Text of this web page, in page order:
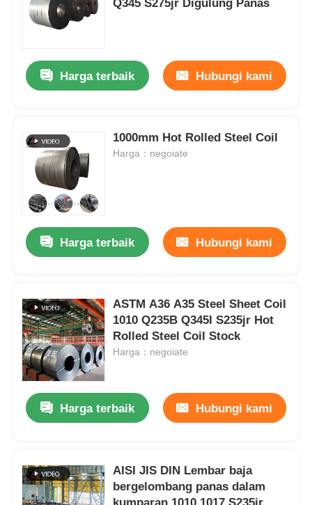
Produk
Video
Tentang Kami
Kontrol Kualitas
Berita
Kasus-kasus
Koil Baja Galvanis
Q345 S275jr Digulung Panas
Harga terbaik Hubungi kami
1000mm Hot Rolled Steel Coil
Harga：negoiate
Harga terbaik Hubungi kami
ASTM A36 A35 Steel Sheet Coil
1010 Q235B Q345I S235jr Hot
Rolled Steel Coil Stock
Harga：negoiate
Harga terbaik Hubungi kami
AISI JIS DIN Lembar baja
bergelombang panas dalam
kumparan 1010 1017 S235jr